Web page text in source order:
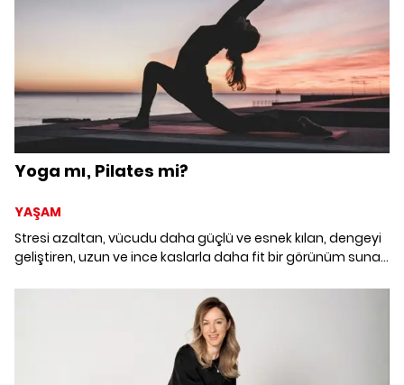
Yoga mı, Pilates mi?
YAŞAM
Stresi azaltan, vücudu daha güçlü ve esnek kılan, dengeyi
geliştiren, uzun ve ince kaslarla daha fit bir görünüm sunan
yazımızı okumaya devam etmelisiniz.